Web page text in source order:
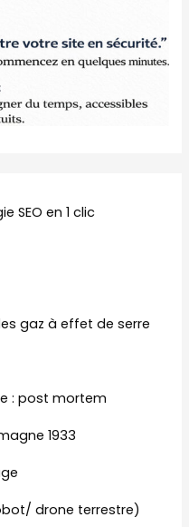
SEO en 1 clic
gaz à effet de serre
: post mortem
1933
drone terrestre)